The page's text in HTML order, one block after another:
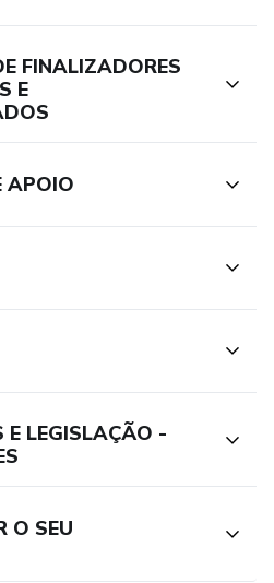
FINALIZADORES
E
APOIO
E LEGISLAÇÃO -
O SEU